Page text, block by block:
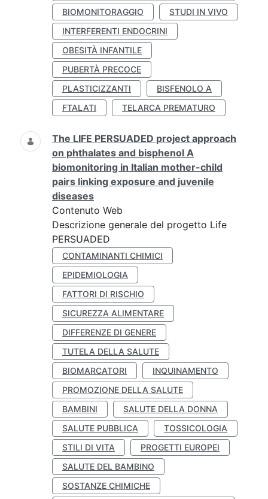
BIOMONITORAGGIO
STUDI IN VIVO
INTERFERENTI ENDOCRINI
OBESITÀ INFANTILE
PUBERTÀ PRECOCE
PLASTICIZZANTI
BISFENOLO A
FTALATI
TELARCA PREMATURO
The LIFE PERSUADED project approach
on phthalates and bisphenol A
biomonitoring in Italian mother-child
pairs linking exposure and juvenile
diseases
Contenuto Web
Descrizione generale del progetto Life
PERSUADED
CONTAMINANTI CHIMICI
EPIDEMIOLOGIA
FATTORI DI RISCHIO
SICUREZZA ALIMENTARE
DIFFERENZE DI GENERE
TUTELA DELLA SALUTE
BIOMARCATORI
INQUINAMENTO
PROMOZIONE DELLA SALUTE
BAMBINI
SALUTE DELLA DONNA
SALUTE PUBBLICA
TOSSICOLOGIA
STILI DI VITA
PROGETTI EUROPEI
SALUTE DEL BAMBINO
SOSTANZE CHIMICHE